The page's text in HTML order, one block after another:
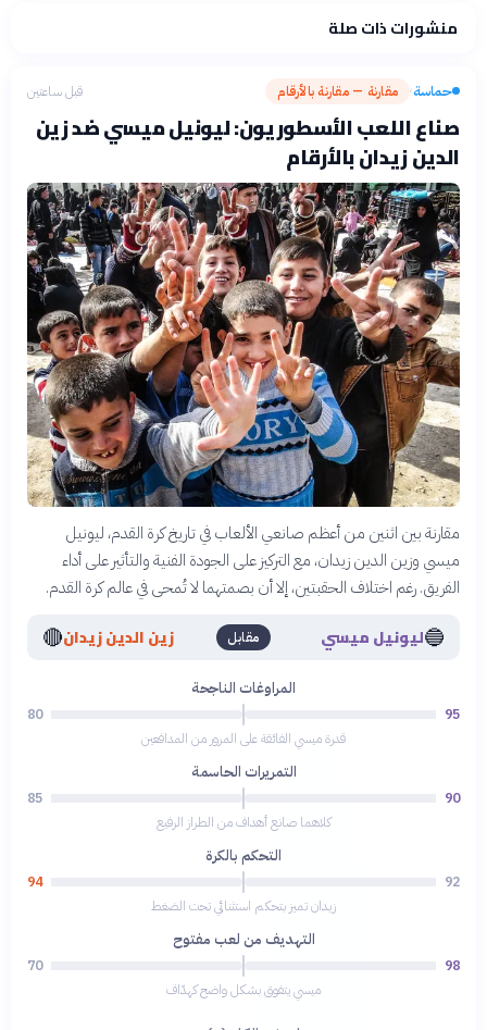
فلسفتنا المعرفية· سياسة الذكاء الاصطناعيمنشورات ذات صلة
حماسة› مقارنة — مقارنة بالأرقام قبل ساعتين
صناع اللعب الأسطوريون: ليونيل ميسي ضد زين
الدين زيدان بالأرقام
مقارنة بين اثنين من أعظم صانعي الألعاب في تاريخ كرة القدم، ليونيل
ميسي وزين الدين زيدان، مع التركيز على الجودة الفنية والتأثير على أداء
الفريق. رغم اختلاف الحقبتين، إلا أن بصمتهما لا تُمحى في عالم كرة القدم.
🔵ليونيل ميسي مقابل زين الدين زيدان🔴
المراوغات الناجحة
95
80
قدرة ميسي الفائقة على المرور من المدافعين
التمريرات الحاسمة
90
85
كلاهما صانع أهداف من الطراز الرفيع
التحكم بالكرة
92
94
زيدان تميز بتحكم استثنائي تحت الضغط
التهديف من لعب مفتوح
98
70
ميسي يتفوق بشكل واضح كهدّاف